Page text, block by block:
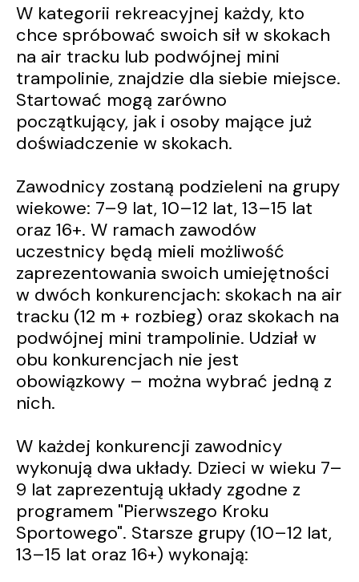
W kategorii rekreacyjnej każdy, kto
chce spróbować swoich sił w skokach
na air tracku lub podwójnej mini
trampolinie, znajdzie dla siebie miejsce.
Startować mogą zarówno
początkujący, jak i osoby mające już
doświadczenie w skokach.
Zawodnicy zostaną podzieleni na grupy
wiekowe: 7–9 lat, 10–12 lat, 13–15 lat
oraz 16+. W ramach zawodów
uczestnicy będą mieli możliwość
zaprezentowania swoich umiejętności
w dwóch konkurencjach: skokach na air
tracku (12 m + rozbieg) oraz skokach na
podwójnej mini trampolinie. Udział w
obu konkurencjach nie jest
obowiązkowy – można wybrać jedną z
nich.
W każdej konkurencji zawodnicy
wykonują dwa układy. Dzieci w wieku 7–
9 lat zaprezentują układy zgodne z
programem "Pierwszego Kroku
Sportowego". Starsze grupy (10–12 lat,
13–15 lat oraz 16+) wykonają: